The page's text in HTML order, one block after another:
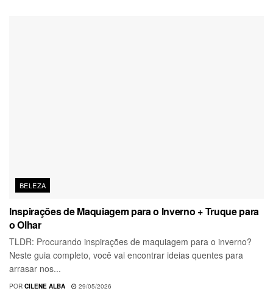
BELEZA
Inspirações de Maquiagem para o Inverno + Truque para
o Olhar
TLDR: Procurando inspirações de maquiagem para o inverno?
Neste guia completo, você vai encontrar ideias quentes para
arrasar nos...
POR CILENE ALBA 29/05/2026